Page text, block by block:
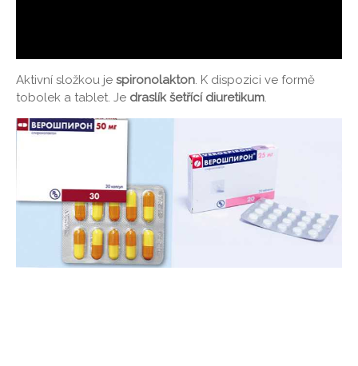
Aktivní složkou je spironolakton . K dispozici ve formě
tobolek a tablet. Je draslík šetřící diuretikum